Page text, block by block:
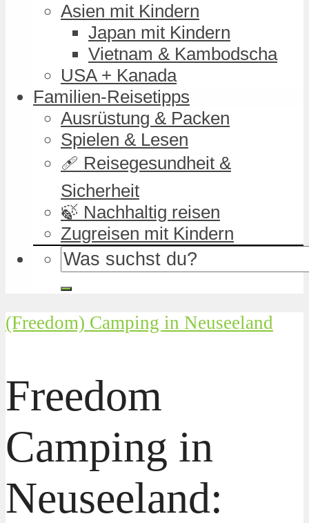
Asien mit Kindern
Japan mit Kindern
Vietnam & Kambodscha
USA + Kanada
Familien-Reisetipps
Ausrüstung & Packen
Spielen & Lesen
🩹 Reisegesundheit &
Sicherheit
🍃 Nachhaltig reisen
Zugreisen mit Kindern
(Freedom) Camping in Neuseeland
Freedom
Camping in
Neuseeland: